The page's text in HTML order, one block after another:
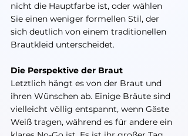
nicht die Hauptfarbe ist, oder wählen
Sie einen weniger formellen Stil, der
sich deutlich von einem traditionellen
Brautkleid unterscheidet.
Die Perspektive der Braut
Letztlich hängt es von der Braut und
ihren Wünschen ab. Einige Bräute sind
vielleicht völlig entspannt, wenn Gäste
Weiß tragen, während es für andere ein